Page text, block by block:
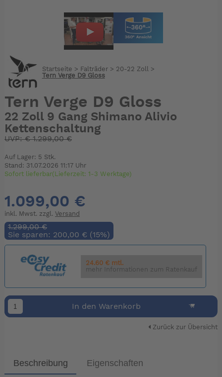
Startseite > Falträder> 20-22 Zoll
>
Tern Verge D9 Gloss
Tern Verge D9 Gloss
22 Zoll 9 Gang Shimano Alivio
Kettenschaltung
UVP:€1.299,00 €
Auf Lager: 5 Stk.
Stand: 31.07.2026 11:17 Uhr
Sofort lieferbar(Lieferzeit: 1-3 Werktage)
1.099,00 €
inkl. Mwst. zzgl. Versand
1.299,00 €
Sie sparen: 200,00 € (15%)
24.60 € mtl.
mehr Informationen zum Ratenkauf
In den Warenkorb
Zurück zur Übersicht
Beschreibung Eigenschaften